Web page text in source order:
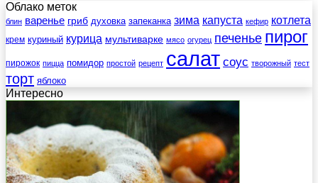
Облако меток
блин варенье гриб духовка запеканка зима капуста кефир котлета
крем куриный курица мультиварке мясо огурец печенье пирог
пирожок пицца помидор простой рецепт салат соус творожный тест
торт яблоко
Интересно